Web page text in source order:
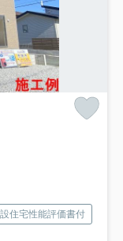
住宅性能評価書付